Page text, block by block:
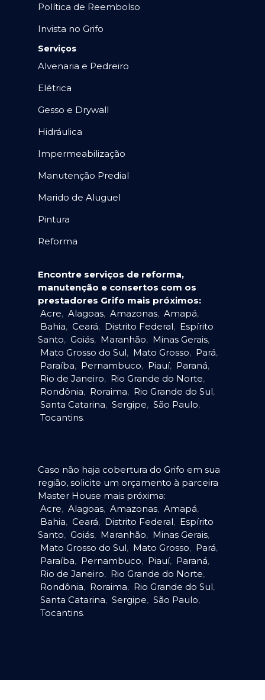
Política de Reembolso
Invista no Grifo
Serviços
Alvenaria e Pedreiro
Elétrica
Gesso e Drywall
Hidráulica
Impermeabilização
Manutenção Predial
Marido de Aluguel
Pintura
Reforma
Encontre serviços de reforma,
manutenção e consertos com os
prestadores Grifo mais próximos:
Acre, Alagoas, Amazonas, Amapá,
Bahia, Ceará, Distrito Federal, Espírito
Santo, Goiás, Maranhão, Minas Gerais,
Mato Grosso do Sul, Mato Grosso, Pará,
Paraíba, Pernambuco, Piauí, Paraná,
Rio de Janeiro, Rio Grande do Norte,
Rondônia, Roraima, Rio Grande do Sul,
Santa Catarina, Sergipe, São Paulo,
Tocantins.
Caso não haja cobertura do Grifo em sua
região, solicite um orçamento à parceira
Master House mais próxima:
Acre, Alagoas, Amazonas, Amapá,
Bahia, Ceará, Distrito Federal, Espírito
Santo, Goiás, Maranhão, Minas Gerais,
Mato Grosso do Sul, Mato Grosso, Pará,
Paraíba, Pernambuco, Piauí, Paraná,
Rio de Janeiro, Rio Grande do Norte,
Rondônia, Roraima, Rio Grande do Sul,
Santa Catarina, Sergipe, São Paulo,
Tocantins.